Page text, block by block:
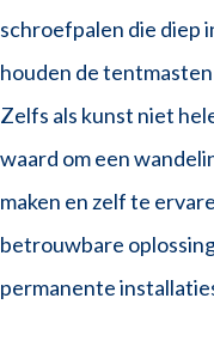
schroefpalen die diep
houden de
Zelfs als kunst niet
waard om een
maken en zelf te
betrouwbare
permanente